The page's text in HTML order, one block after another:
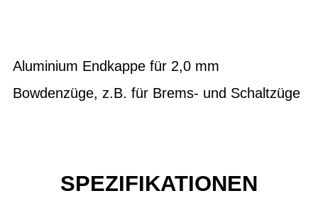
Aluminium Endkappe für 2,0 mm
Bowdenzüge, z.B. für Brems- und Schaltzüge
SPEZIFIKATIONEN